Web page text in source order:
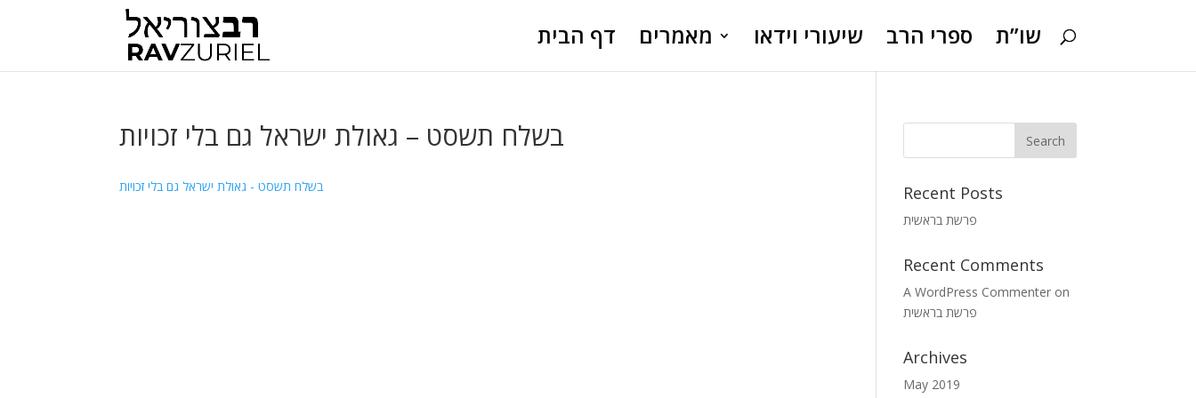
דף הבית מאמרים שיעורי וידאו ספרי הרב שו”ת
בשלח תשסט – גאולת ישראל גם בלי זכויות
בשלח תשסט - גאולת ישראל גם בלי זכויות Recent Posts
פרשת בראשית
Recent Comments
A WordPress Commenter on
פרשת בראשית
Archives
May 2019